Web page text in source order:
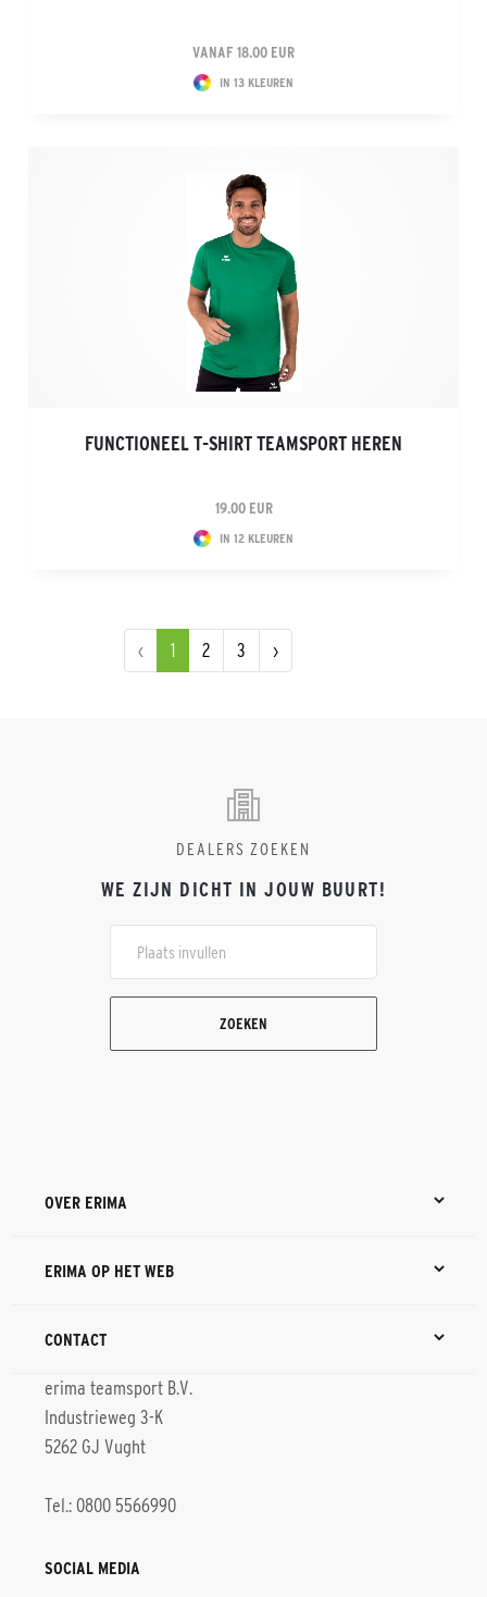
VANAF 18.00 EUR
IN 13 KLEUREN
FUNCTIONEEL T-SHIRT TEAMSPORT HEREN
19.00 EUR
IN 12 KLEUREN
‹ 1 2 3 ›
DEALERS ZOEKEN
WE ZIJN DICHT IN JOUW BUURT!
ZOEKEN
OVER ERIMA
ERIMA OP HET WEB
CONTACT
erima teamsport B.V.
Industrieweg 3-K
5262 GJ Vught
Tel.: 0800 5566990
SOCIAL MEDIA